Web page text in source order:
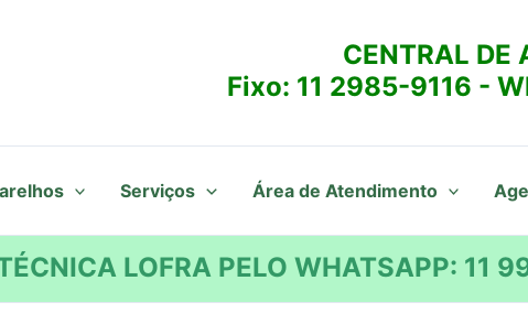
CENTRAL DE
Fixo: 11 2985-9116 -
Serviços Área de Atendimento
LOFRA PELO WHATSAPP: 11